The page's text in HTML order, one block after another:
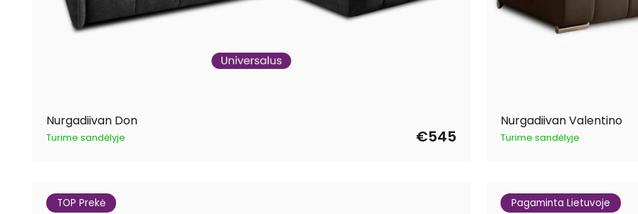
Nurgadiivan Don
Turime sandėlyje €545
Nurgadiivan Valentino
Turime sandėlyje
TOP Prekė Pagaminta Lietuvoje